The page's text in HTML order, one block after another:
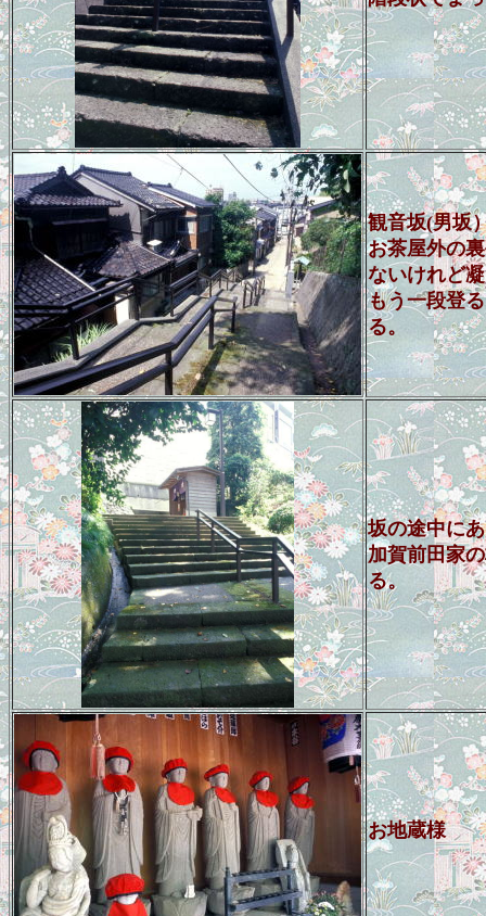
観音坂(男坂
お茶屋外の
ないけれど
もう一段登
る。
坂の途中に
加賀前田家
る。
お地蔵様